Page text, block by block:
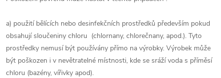
a) použití bělících nebo desinfekčních prostředků především pokud
obsahují sloučeniny chloru (chlornany, chlorečnany, apod.). Tyto
prostředky nemusí být používány přímo na výrobky. Výrobek může
být poškozen i v nevětratelné místnosti, kde se sráží voda s příměsí
chloru (bazény, vířivky apod).